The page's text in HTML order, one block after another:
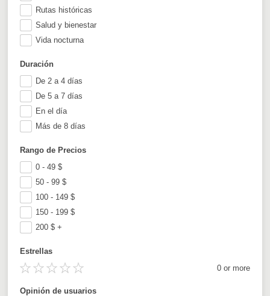
Duración
De 2 a 4 días
De 5 a 7 días
En el día
Más de 8 días
Rutas históricas
Salud y bienestar
Vida nocturna
Estrellas
0 or more
Opinión de usuarios
Rango de Precios
0 - 49$
50 - 99$
100 - 149$
150 - 199$
200$ +